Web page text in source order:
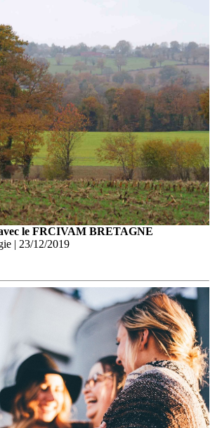
le FRCIVAM BRETAGNE
| 23/12/2019